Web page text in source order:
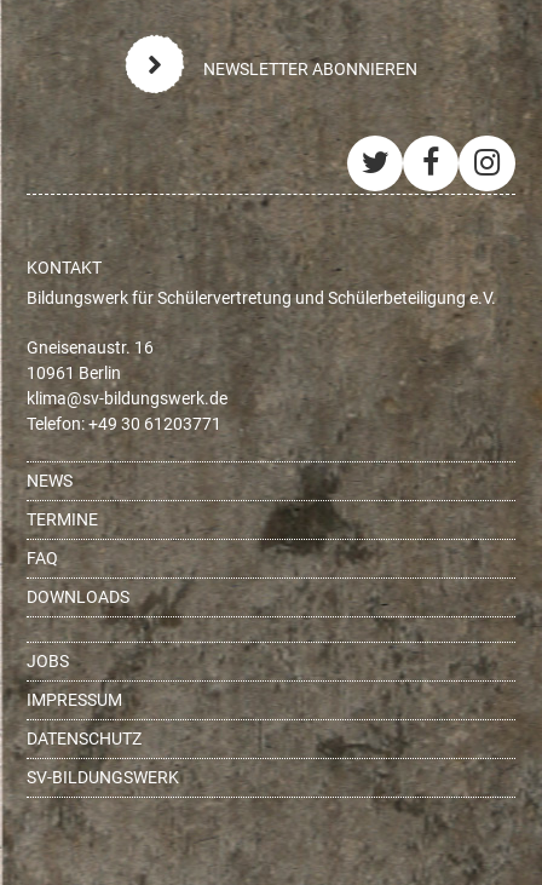
NEWSLETTER ABONNIEREN
Twitter
KONTAKT
Bildungswerk für Schülervertretung und Schülerbeteiligung e.V.
Gneisenaustr. 16
10961 Berlin
ed.krewsgnudlib-vs@amilk
Telefon: +49 30 61203771
NEWS
TERMINE
FAQ
DOWNLOADS
JOBS
IMPRESSUM
DATENSCHUTZ
SV-BILDUNGSWERK